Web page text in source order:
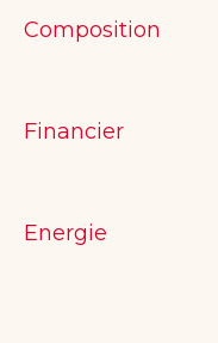
Composition
Financier
Energie